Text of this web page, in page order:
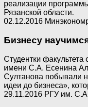
реализации
Рязанской области.
02.12.2016
Бизнесу
Студентки
имени С.А. Есенина
Султанова побывали
идеи до бизнеса»,
29.11.2016 РГУ им.